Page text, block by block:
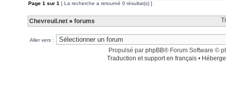
Page 1 sur 1 [ La recherche a retourné 0 résultat(s) ]
Chevreuil.net » forums
Aller vers :
Propulsé par phpBB® Forum Software ©
Traduction et support en français •